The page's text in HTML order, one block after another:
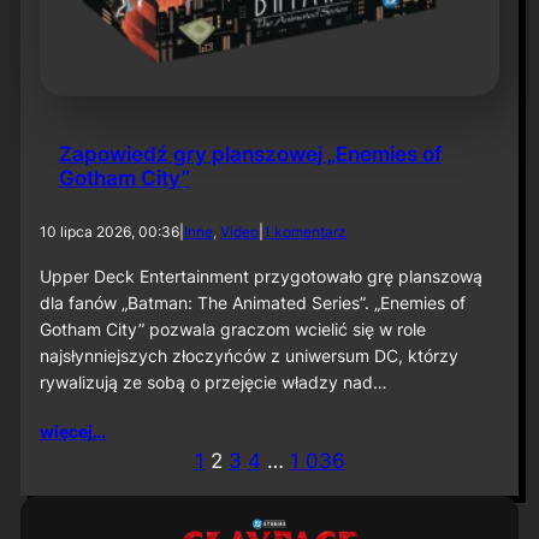
Zapowiedź gry planszowej „Enemies of
Gotham City”
10 lipca 2026, 00:36| Inne, Video| 1 komentarzd
Z
o
w
i
g
p
Upper Deck Entertainment przygotowało grę planszową
dla fanów „Batman: The Animated Series”. „Enemies of
Gotham City” pozwala graczom wcielić się w role
najsłynniejszych złoczyńców z uniwersum DC, którzy
rywalizują ze sobą o przejęcie władzy nad…
więcej…
1 2 3 4 … 1 036